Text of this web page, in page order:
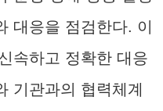
대응을 점검한다. 이
속하고 정확한 대응
기관과의 협력체계